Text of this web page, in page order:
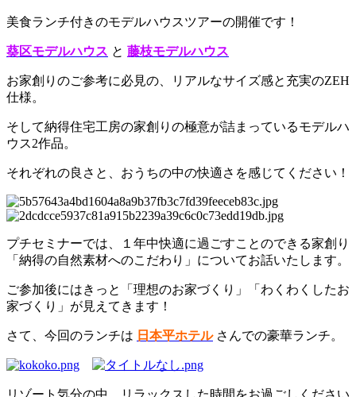
美食ランチ付きのモデルハウスツアーの開催です！
葵区モデルハウス と 藤枝モデルハウス
お家創りのご参考に必見の、リアルなサイズ感と充実のZEH
仕様。
そして納得住宅工房の家創りの極意が詰まっているモデルハ
ウス2作品。
それぞれの良さと、おうちの中の快適さを感じてください！
プチセミナーでは、１年中快適に過ごすことのできる家創り
「納得の自然素材へのこだわり」についてお話いたします。
ご参加後にはきっと「理想のお家づくり」「わくわくしたお
家づくり」が見えてきます！
さて、今回のランチは 日本平ホテルさんでの豪華ランチ。
リゾート気分の中、リラックスした時間をお過ごしください